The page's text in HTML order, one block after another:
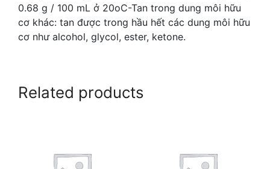
0.68 g / 100 mL ở 20oC-Tan trong dung môi hữu
cơ khác: tan được trong hầu hết các dung môi hữu
cơ như alcohol, glycol, ester, ketone.
Related products